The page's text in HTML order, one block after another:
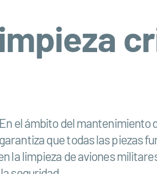
el ámbito del mantenimiento
que todas las piezas
la limpieza de aviones